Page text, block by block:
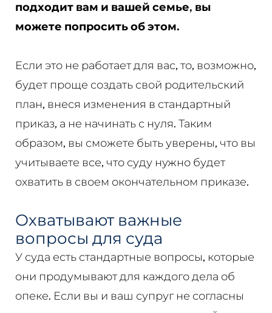
подходит вам и вашей семье, вы
можете попросить об этом.
Если это не работает для вас, то, возможно,
будет проще создать свой родительский
план, внеся изменения в стандартный
приказ, а не начинать с нуля. Таким
образом, вы сможете быть уверены, что вы
учитываете все, что суду нужно будет
охватить в своем окончательном приказе.
Охватывают важные
вопросы для суда
У суда есть стандартные вопросы, которые
они продумывают для каждого дела об
опеке. Если вы и ваш супруг не согласны